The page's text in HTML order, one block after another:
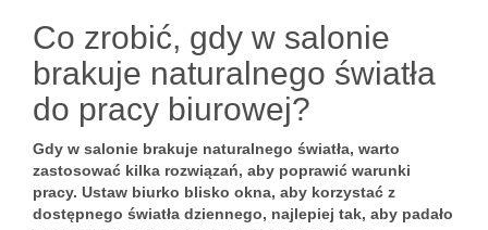
Co zrobić, gdy w salonie
brakuje naturalnego światła
do pracy biurowej?
Gdy w salonie brakuje naturalnego światła, warto
zastosować kilka rozwiązań, aby poprawić warunki
pracy. Ustaw biurko blisko okna, aby korzystać z
dostępnego światła dziennego, najlepiej tak, aby padało